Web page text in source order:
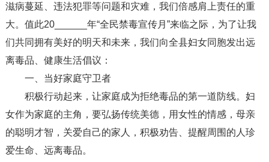
滋病蔓延、违法犯罪等问题和灾难，我们倍感肩上责任的重
大。值此20______年“全民禁毒宣传月”来临之际，为了让我
们共同拥有美好的明天和未来，我们向全县妇女同胞发出远
离毒品、健康生活倡议：
一、当好家庭守卫者
积极行动起来，让家庭成为拒绝毒品的第一道防线。妇
女作为家庭的主角，要弘扬传统美德，用女性的情感，母亲
的聪明才智，关爱自己的家人，积极劝告、提醒周围的人珍
爱生命、远离毒品。